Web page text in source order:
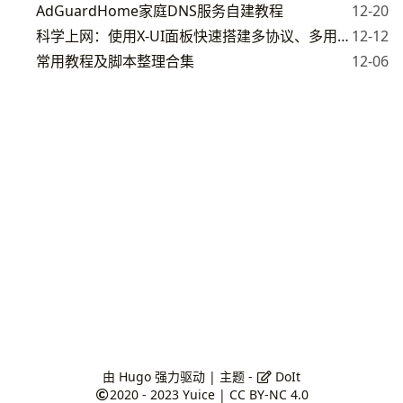
AdGuardHome家庭DNS服务自建教程
12-20
科学上网：使用X-UI面板快速搭建多协议、多用户代理服务，支持CDN 12-12
常用教程及脚本整理合集
12-06
由 Hugo强力驱动 | 主题 -
DoIt
2020 - 2023 Yuice |CC BY-NC 4.0